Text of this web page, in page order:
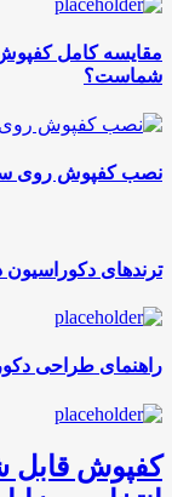
مقایسه کامل کفپوش
شماست؟
نصب کفپوش روی
ترندهای دکوراسیون داخلی ۲۰۲۵ برای طراحان
راهنمای طراحی
کفپوش قابل